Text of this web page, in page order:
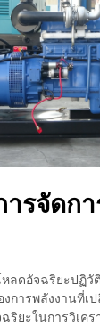
ารจัดก
ลดอัจฉริยะปฏิวั
การพลังงานที่เ
ยะในการวิเคร